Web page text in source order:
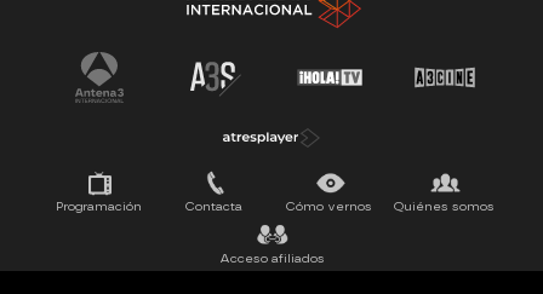
Tu cara me suena Pasapalabra
Programación Contacta Cómo vernos Quiénes somos
Acceso afiliados